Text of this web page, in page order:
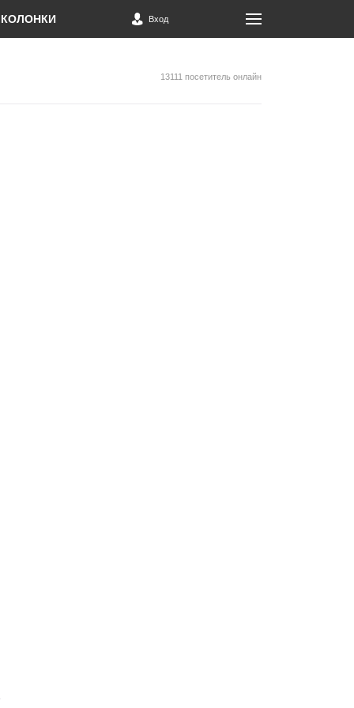
КОЛОНКИ Вход
13111 посетитель онлайн